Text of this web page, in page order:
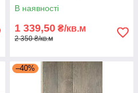
В наявності
1 339,50 ₴/кв.м
2 350 ₴/кв.м
–40%